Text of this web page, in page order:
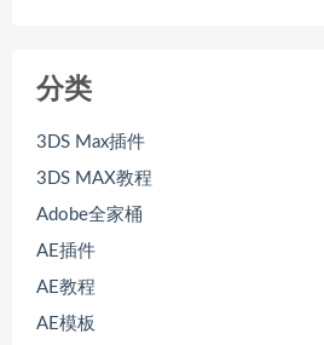
分类
3DS Max插件
3DS MAX教程
Adobe全家桶
AE插件
AE教程
AE模板